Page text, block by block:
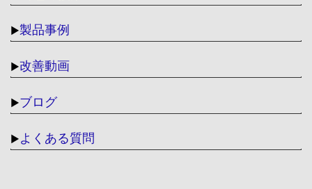
▶製品事例
▶改善動画
▶ブログ
▶よくある質問